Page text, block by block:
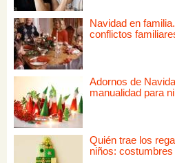
Navidad en
conflictos
Adornos de
manualidad para
Quién trae los
niños: